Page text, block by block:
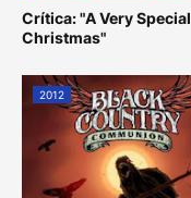
Crítica: "A Very Special
Christmas"
2012